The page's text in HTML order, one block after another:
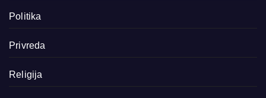
Politika
Privreda
Religija